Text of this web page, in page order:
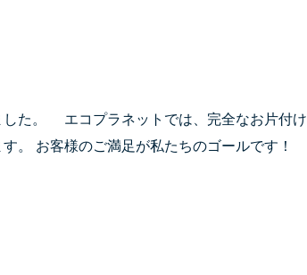
した。 エコプラネットでは、完全なお片付け
。 お客様のご満足が私たちのゴールです！